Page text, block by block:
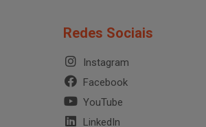
Redes Sociais
Instagram
Facebook
YouTube
LinkedIn